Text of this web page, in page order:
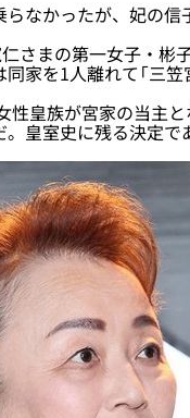
なかったが、妃の信
まの第一女子・彬
家を1人離れて「三
皇族が宮家の当主
皇室史に残る決定